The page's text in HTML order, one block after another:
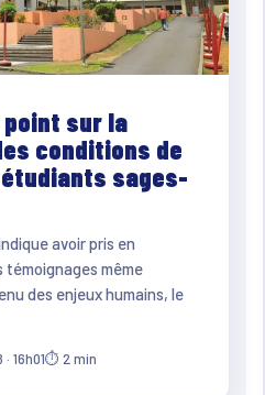
point sur la
conditions de
sages-
avoir pris en
même
des enjeux humains, le
16h01⏱ 2 min